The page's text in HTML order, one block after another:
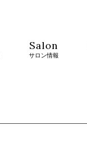
Salon
サロン情報